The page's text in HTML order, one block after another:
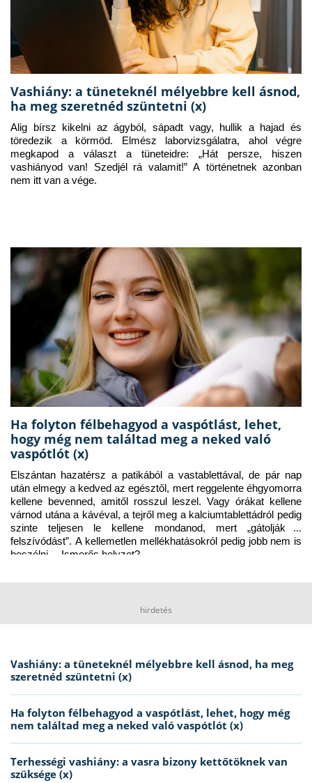
Vashiány: a tüneteknél mélyebbre kell ásnod,
ha meg szeretnéd szüntetni (x)
Alig bírsz kikelni az ágyból, sápadt vagy, hullik a hajad és
töredezik a körmöd. Elmész laborvizsgálatra, ahol végre
megkapod a választ a tüneteidre: „Hát persze, hiszen
vashiányod van! Szedjél rá valamit!” A történetnek azonban
nem itt van a vége.
Ha folyton félbehagyod a vaspótlást, lehet,
hogy még nem találtad meg a neked való
vaspótlót (x)
Elszántan hazatérsz a patikából a vastablettával, de pár nap
után elmegy a kedved az egésztől, mert reggelente éhgyomorra
kellene bevenned, amitől rosszul leszel. Vagy órákat kellene
várnod utána a kávéval, a tejről meg a kalciumtablettádról pedig
szinte teljesen le kellene mondanod, mert „gátolják a
felszívódást”. A kellemetlen mellékhatásokról pedig jobb nem is
beszélni… Ismerős helyzet?
hirdetés
Vashiány: a tüneteknél mélyebbre kell ásnod, ha meg
szeretnéd szüntetni (x)
Ha folyton félbehagyod a vaspótlást, lehet, hogy még
nem találtad meg a neked való vaspótlót (x)
Terhességi vashiány: a vasra bizony kettőtöknek van
szüksége (x)